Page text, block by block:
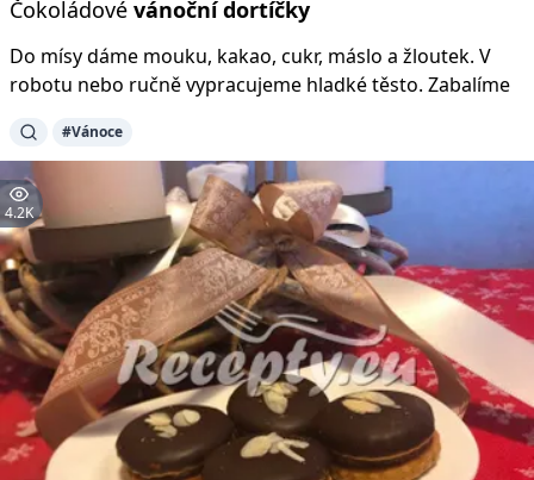
Čokoládové vánoční dortíčky
Do mísy dáme mouku, kakao, cukr, máslo a žloutek. V
robotu nebo ručně vypracujeme hladké těsto. Zabalíme
#Vánoce
4.2K